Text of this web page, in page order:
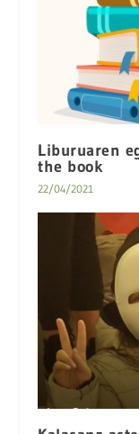
Liburuaren
the book
22/04/2021